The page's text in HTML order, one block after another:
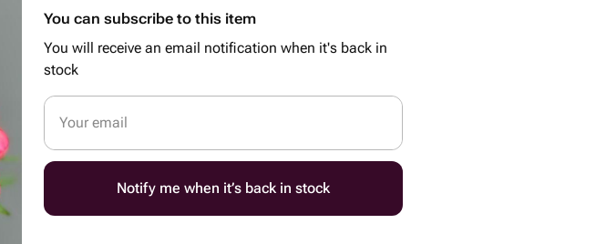
You can subscribe to this item
You will receive an email notification when it's back in
stock
Your email
Notify me when it’s back in stock